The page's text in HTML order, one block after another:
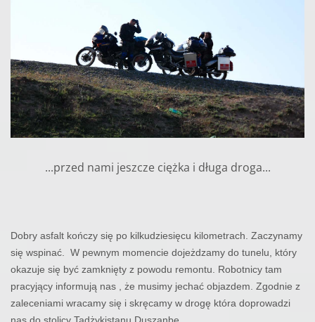
...przed nami jeszcze ciężka i długa droga...
Dobry asfalt kończy się po kilkudziesięcu kilometrach. Zaczynamy
się wspinać.
W pewnym momencie dojeżdzamy do tunelu, który
okazuje się być zamknięty z powodu remontu. Robotnicy tam
pracyjący informują nas , że musimy jechać objazdem. Zgodnie z
zaleceniami wracamy się i skręcamy w drogę która doprowadzi